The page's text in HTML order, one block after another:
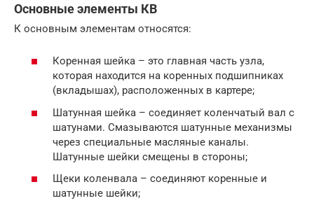
Основные элементы КВ
К основным элементам относятся:
Коренная шейка – это главная часть узла,
которая находится на коренных подшипниках
(вкладышах), расположенных в картере;
Шатунная шейка – соединяет коленчатый вал с
шатунами. Смазываются шатунные механизмы
через специальные масляные каналы.
Шатунные шейки смещены в стороны;
Щеки коленвала – соединяют коренные и
шатунные шейки;